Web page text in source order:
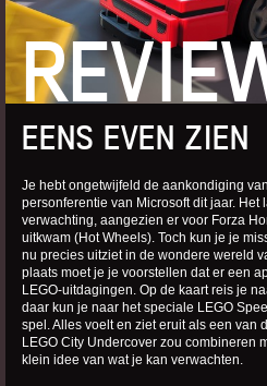
EENS EVEN ZIEN
Je hebt ongetwijfeld de aankondiging
personferentie van Microsoft dit jaar.
verwachting, aangezien er voor Forza
uitkwam (Hot Wheels). Toch kun je je
nu precies uitziet in de wondere wereld
plaats moet je je voorstellen dat er een
LEGO-uitdagingen. Op de kaart reis je
daar kun je naar het speciale LEGO
spel. Alles voelt en ziet eruit als een van
LEGO City Undercover zou combineren
klein idee van wat je kan verwachten.